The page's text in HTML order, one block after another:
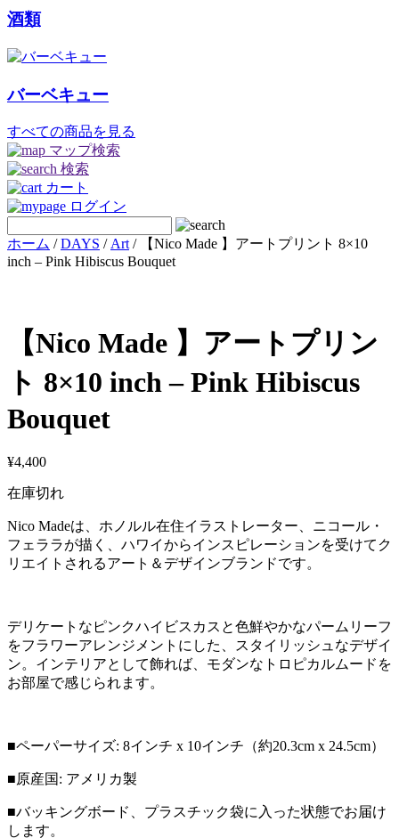
酒類
バーベキュー
すべての商品を見る
マップ検索
検索
カート
ログイン
ホーム /DAYS / Art / 【Nico Made 】アートプリント 8×10
inch – Pink Hibiscus Bouquet
【Nico Made 】アートプリン
ト 8×10 inch – Pink Hibiscus
Bouquet
¥4,400
在庫切れ
Nico Madeは、ホノルル在住イラストレーター、ニコール・
フェララが描く、ハワイからインスピレーションを受けてク
リエイトされるアート＆デザインブランドです。
デリケートなピンクハイビスカスと色鮮やかなパームリーフ
をフラワーアレンジメントにした、スタイリッシュなデザイ
ン。インテリアとして飾れば、モダンなトロピカルムードを
お部屋で感じられます。
■ペーパーサイズ: 8インチ x 10インチ（約20.3cm x 24.5cm）
■原産国: アメリカ製
■バッキングボード、プラスチック袋に入った状態でお届け
します。